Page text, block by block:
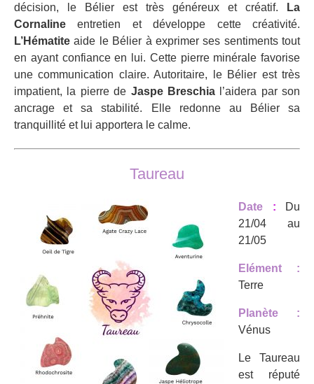
décision, le Bélier est très généreux et créatif.
La
Cornaline entretien et développe cette créativité.
L’Hématite aide le Bélier à exprimer ses sentiments tout
en ayant confiance en lui. Cette pierre minérale favorise
une communication claire. Autoritaire, le Bélier est très
impatient, la pierre de Jaspe Breschial’aidera par son
ancrage et sa stabilité. Elle redonne au Bélier sa
tranquillité et lui apportera le calme.
Taureau
Date :
Du
21/04 au
21/05
Elément :
Terre
Planète :
Vénus
Le Taureau
est réputé